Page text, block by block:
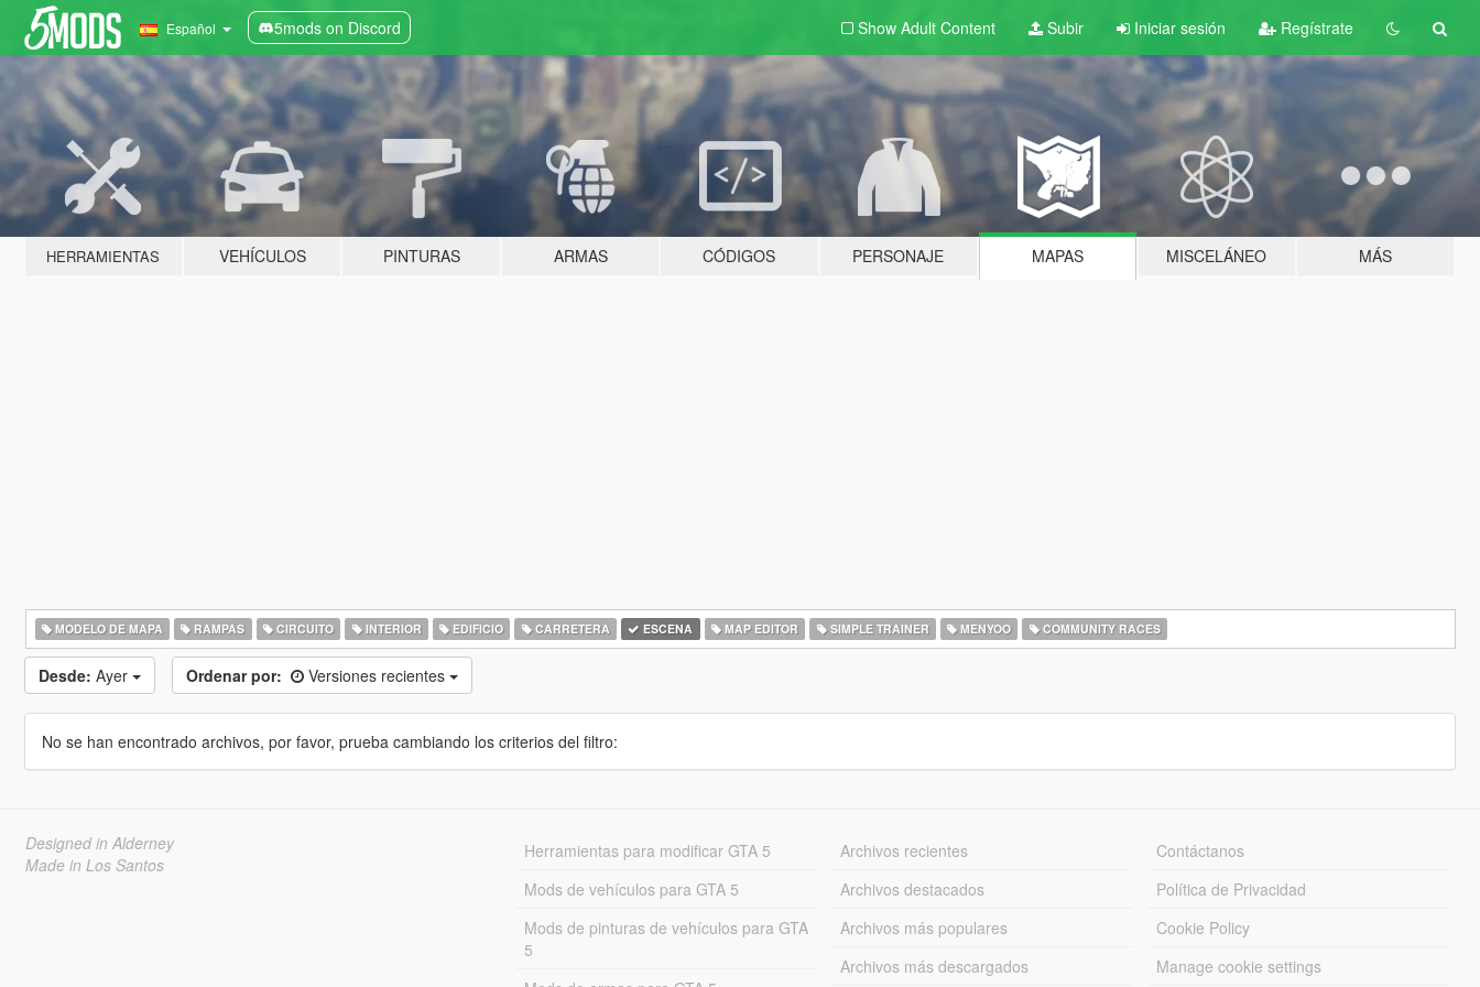
Español 5mods on Discord Show Adult Content Subir Iniciar sesión Regístrate
HERRAMIENTAS VEHÍCULOS PINTURAS ARMAS CÓDIGOS PERSONAJE MAPAS MISCELÁNEO MÁS
MODELO DE MAPA RAMPAS CIRCUITO INTERIOR EDIFICIO CARRETERA ESCENA MAP EDITOR SIMPLE TRAINER MENYOO COMMUNITY RACES
Desde: Ayer Ordenar por: Versiones recientes
No se han encontrado archivos, por favor, prueba cambiando los criterios del filtro:
Designed in Alderney
Made in Los Santos
Herramientas para modificar GTA 5
Mods de vehículos para GTA 5
Mods de pinturas de vehículos para GTA
5
Archivos recientes
Archivos destacados
Archivos más populares
Archivos más descargados
Contáctanos
Política de Privacidad
Cookie Policy
Manage cookie settings